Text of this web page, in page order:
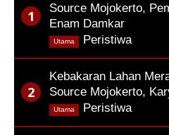
Source Mojokerto,
Enam Damkar
Peristiwa
Utama
Kebakaran Lahan
Source Mojokerto,
Peristiwa
Utama